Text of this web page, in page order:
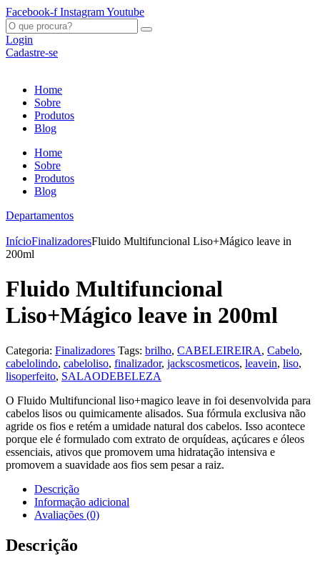
Ir
para
o
conteúdo
Facebook-f InstagramYoutube
O
que
procura?
Login
Cadastre-se
Home
Sobre
Produtos
Blog
Home
Sobre
Produtos
Blog
Departamentos
InícioFinalizadoresFluido Multifuncional Liso+Mágico leave in
200ml
Fluido Multifuncional
Liso+Mágico leave in 200ml
Categoria: Finalizadores Tags: brilho, CABELEIREIRA, Cabelo,
cabelolindo, cabeloliso, finalizador, jackscosmeticos, leavein, liso,
lisoperfeito, SALAODEBELEZA
O Fluido Multifuncional liso+magico leave in foi desenvolvida para
cabelos lisos ou quimicamente alisados. Sua fórmula exclusiva não
agride os fios e retém a umidade natural dos cabelos. Isso acontece
porque ele é formulado com extrato de orquídeas, açúcares e óleos
essenciais, ativos que promovem uma hidratação intensiva e
promovem a suavidade aos fios sem pesar a raiz.
Descrição
Informação adicional
Avaliações (0)
Descrição